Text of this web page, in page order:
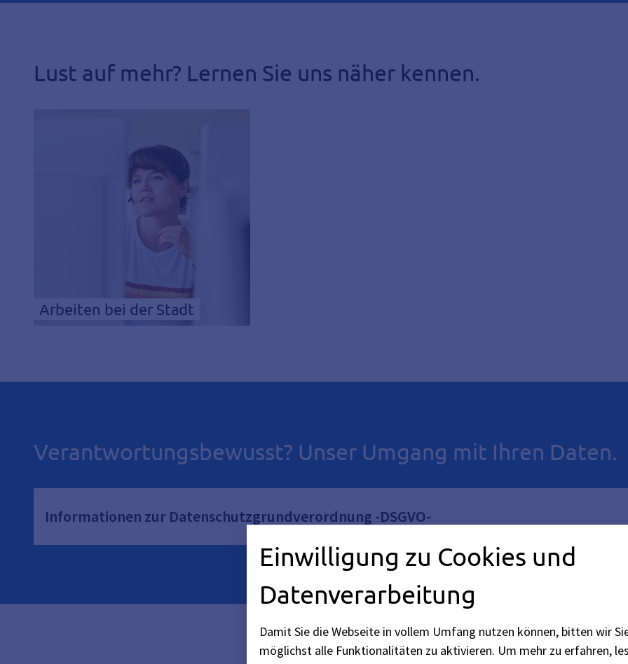
Lust auf mehr? Lernen Sie uns näher kennen.
Arbeiten bei der Stadt
Verantwortungsbewusst? Unser Umgang mit Ihren Daten.
Informationen zur Datenschutzgrundverordnung -DSGVO-
Einwilligung zu Cookies und
Datenverarbeitung
Damit Sie die Webseite in vollem Umfang nutzen können, bitten wir
möglichst alle Funktionalitäten zu aktivieren. Um mehr zu erfahren,